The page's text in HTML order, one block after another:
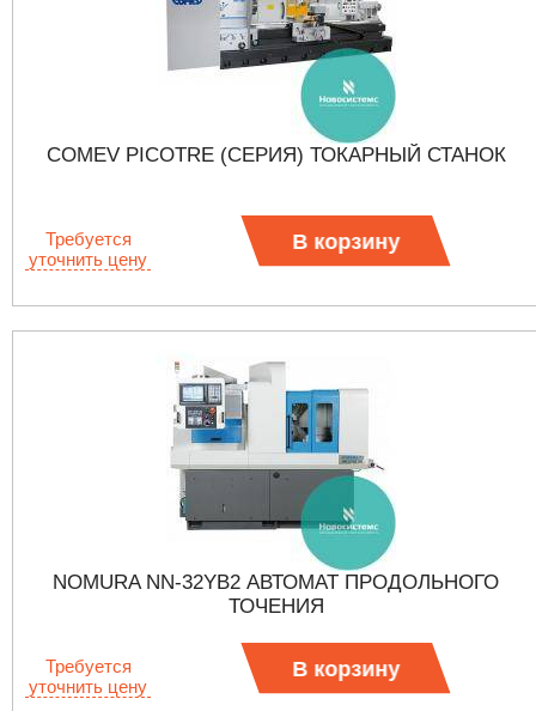
COMEV PICOTRE (СЕРИЯ) ТОКАРНЫЙ СТАНОК
Требуется
уточнить цену
В корзину
NOMURA NN-32YB2 АВТОМАТ ПРОДОЛЬНОГО
ТОЧЕНИЯ
Требуется
уточнить цену
В корзину